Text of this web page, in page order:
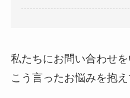
私たちにお問い合わせ
こう言ったお悩みを抱え